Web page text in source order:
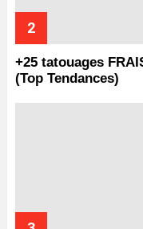
+25 tatouages
(Top Tendances)